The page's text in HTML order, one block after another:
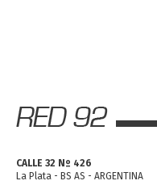
CALLE 32 Nº 426
La Plata - BS AS - ARGENTINA